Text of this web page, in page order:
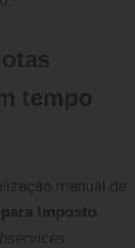
tempo
manual de
Imposto